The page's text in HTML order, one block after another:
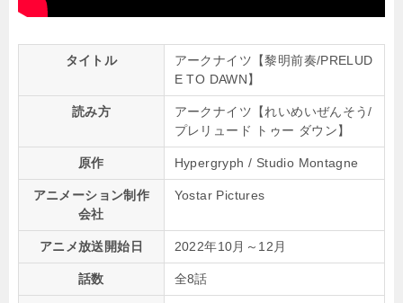
タイトル
アークナイツ【黎明前奏/PRELUD
E TO DAWN】
読み方
アークナイツ【れいめいぜんそう/
プレリュード トゥー ダウン】
原作 Hypergryph / Studio Montagne
アニメーション制作
会社
Yostar Pictures
アニメ放送開始日 2022年10月～12月
話数 全8話